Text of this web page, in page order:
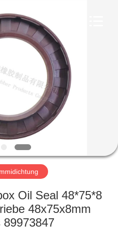
Oil Seal 48*75*8
48x75x8mm
89973847